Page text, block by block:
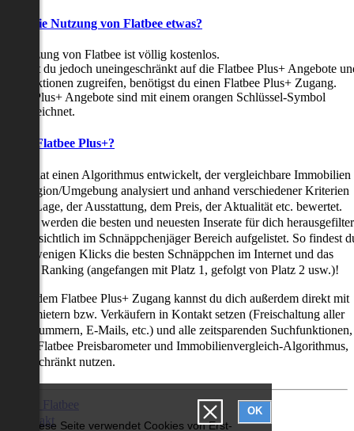
Diese Seite verwendet Cookies von Erst-
OK
die Nutzung von Flatbee etwas?
Nutzung von Flatbee ist völlig kostenlos.
du jedoch uneingeschränkt auf die Flatbee Plus+ Angebote
zugreifen, benötigst du einen Flatbee Plus+ Zugang.
Plus+ Angebote sind mit einem orangen Schlüssel-Symbol
ist Flatbee Plus+?
hat einen Algorithmus entwickelt, der vergleichbare Immobilien
Region/Umgebung analysiert und anhand verschiedener Kriterien
der Lage, der Ausstattung, dem Preis, der Aktualität etc. bewertet.
werden die besten und neuesten Inserate für dich
übersichtlich im Schnäppchenjäger Bereich aufgelistet. So findest
nur wenigen Klicks die besten Schnäppchen im Internet und das
als Ranking (angefangen mit Platz 1, gefolgt von Platz 2 usw.)!
mit dem Flatbee Plus+ Zugang kannst du dich außerdem direkt mit
Vermietern bzw. Verkäufern in Kontakt setzen (Freischaltung aller
E-Mails, etc.) und alle zeitsparenden Suchfunktionen,
den Flatbee Preisbarometer und Immobilienvergleich-Algorithmus,
nutzen.
Über Flatbee
Kontakt